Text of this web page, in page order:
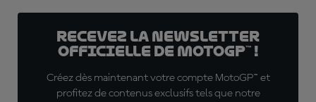
Recevez la Newsletter
officielle de MotoGP™ !
Créez dès maintenant votre compte MotoGP™ et
profitez de contenus exclusifs tels que notre